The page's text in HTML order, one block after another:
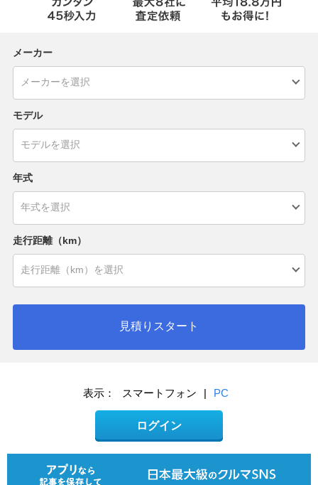
メーカー
モデル
年式
走行距離（km）
見積りスタート
表示： スマートフォン | PC
ログイン